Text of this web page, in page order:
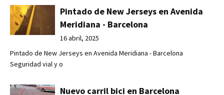
Pintado de New Jerseys en Avenida
Meridiana - Barcelona
16 abril, 2025
Pintado de New Jerseys en Avenida Meridiana - Barcelona
Seguridad vial y o
Nuevo carril bici en Barcelona